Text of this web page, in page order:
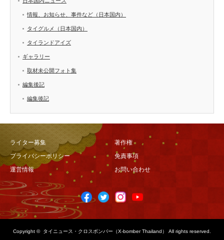
情報、お知らせ、事件など（日本国内）
タイグルメ（日本国内）
タイランドアイズ
ギャラリー
取材未公開フォト集
編集後記
編集後記
ライター募集
著作権
プライバシーポリシー
免責事項
運営情報
お問い合わせ
Copyright © タイニュース・クロスボンバー（X-bomber Thailand） All rights reserved.